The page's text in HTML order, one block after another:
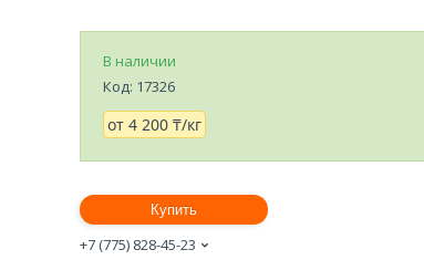
В наличии
Код: 17326
от 4 200 ₸/кг
Купить
+7 (775) 828-45-23